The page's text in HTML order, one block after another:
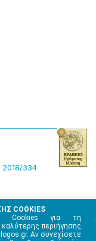
COOKIES
Cookies για τη
περιήγησης
Αν συνεχίσετε
334
220242